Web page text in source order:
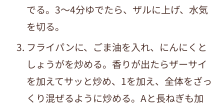
でる。3～4分ゆでたら、ザルに上げ、水気
を切る。
フライパンに、ごま油を入れ、にんにくと
しょうがを炒める。香りが出たらザーサイ
を加えてサッと炒め、1を加え、全体をざっ
くり混ぜるように炒める。Aと長ねぎも加